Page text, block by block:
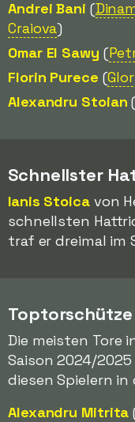
Andrei Bani (
Craiova)
Omar El Sawy (
Florin Purece (
Alexandru Stoian
Schnellster
Ianis Stoicavon
schnellsten
traf er dreimal im
Die meisten Tore
Saison 2024/2025
diesen Spielern in
Alexandru Mitrita